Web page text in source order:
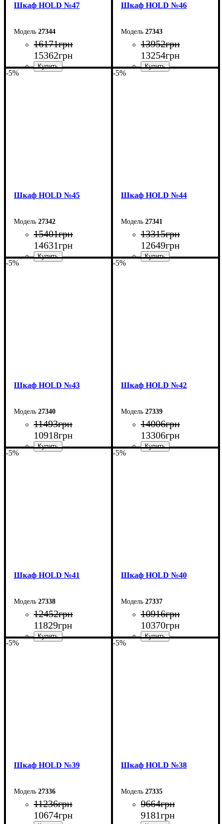
Шкаф НOLD №47
27344
16171грн
15362грн
Шкаф НOLD №46
27343
13952грн
13254грн
-5%
Шкаф НOLD №45
27342
15401грн
14631грн
-5%
Шкаф НOLD №44
27341
13315грн
12649грн
-5%
Шкаф НOLD №43
27340
11493грн
10918грн
-5%
Шкаф НOLD №42
27339
14006грн
13306грн
-5%
Шкаф НOLD №41
27338
12452грн
11829грн
-5%
Шкаф НOLD №40
27337
10916грн
10370грн
-5%
Шкаф НOLD №39
27336
11236грн
10674грн
-5%
Шкаф НOLD №38
27335
9664грн
9181грн